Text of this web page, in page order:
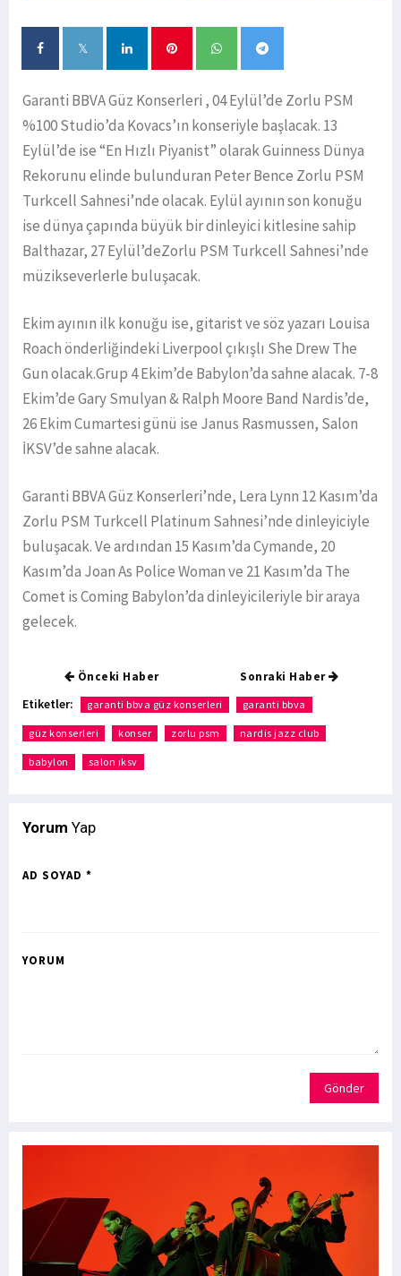
Garanti BBVA Güz Konserleri , 04 Eylül’de Zorlu PSM
%100 Studio’da Kovacs’ın konseriyle başlacak. 13
Eylül’de ise “En Hızlı Piyanist” olarak Guinness Dünya
Rekorunu elinde bulunduran Peter Bence Zorlu PSM
Turkcell Sahnesi’nde olacak. Eylül ayının son konuğu
ise dünya çapında büyük bir dinleyici kitlesine sahip
Balthazar, 27 Eylül’deZorlu PSM Turkcell Sahnesi’nde
müzikseverlerle buluşacak.
Ekim ayının ilk konuğu ise, gitarist ve söz yazarı Louisa
Roach önderliğindeki Liverpool çıkışlı She Drew The
Gun olacak.Grup 4 Ekim’de Babylon’da sahne alacak. 7-8
Ekim’de Gary Smulyan & Ralph Moore Band Nardis’de,
26 Ekim Cumartesi günü ise Janus Rasmussen, Salon
İKSV’de sahne alacak.
Garanti BBVA Güz Konserleri’nde, Lera Lynn 12 Kasım’da
Zorlu PSM Turkcell Platinum Sahnesi’nde dinleyiciyle
buluşacak. Ve ardından 15 Kasım’da Cymande, 20
Kasım’da Joan As Police Woman ve 21 Kasım’da The
Comet is Coming Babylon’da dinleyicileriyle bir araya
gelecek.
Önceki Haber Sonraki Haber
Etiketler: garanti bbva güz konserleri garanti bbva
güz konserleri konser zorlu psm nardis jazz club
babylon salon ıksv
Yorum Yap
AD SOYAD *
YORUM
Gönder